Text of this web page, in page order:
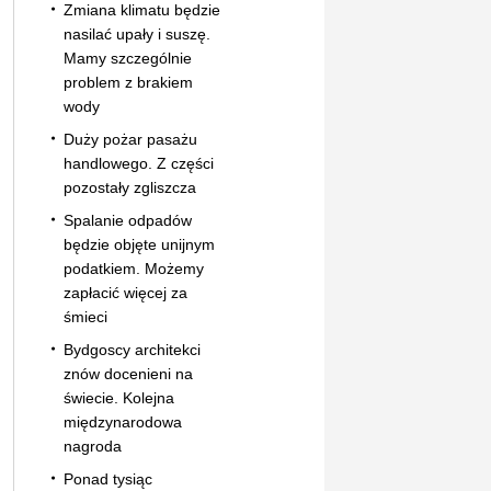
Zmiana klimatu będzie
nasilać upały i suszę.
Mamy szczególnie
problem z brakiem
wody
Duży pożar pasażu
handlowego. Z części
pozostały zgliszcza
Spalanie odpadów
będzie objęte unijnym
podatkiem. Możemy
zapłacić więcej za
śmieci
Bydgoscy architekci
znów docenieni na
świecie. Kolejna
międzynarodowa
nagroda
Ponad tysiąc